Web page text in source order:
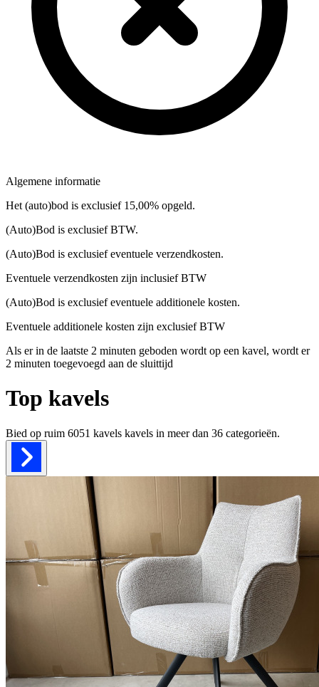
Algemene informatie
Het (auto)bod is exclusief 15,00% opgeld.
(Auto)Bod is exclusief BTW.
(Auto)Bod is exclusief eventuele verzendkosten.
Eventuele verzendkosten zijn inclusief BTW
(Auto)Bod is exclusief eventuele additionele kosten.
Eventuele additionele kosten zijn exclusief BTW
Als er in de laatste 2 minuten geboden wordt op een kavel, wordt er
2 minuten toegevoegd aan de sluittijd
Top kavels
Bied op ruim 6051 kavels kavels in meer dan 36 categorieën.